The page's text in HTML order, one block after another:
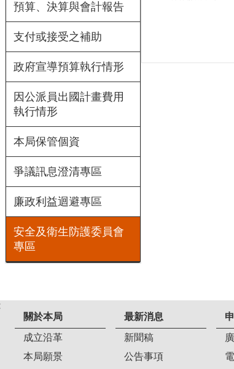
預算、決算與會計報告
支付或接受之補助
政府宣導預算執行情形
因公派員出國計畫費用
執行情形
本局保管個資
爭議訊息澄清專區
廉政利益迴避專區
安全及衛生防護委員會
專區
關於本局
成立沿革
本局願景
最新消息
新聞稿
公告事項